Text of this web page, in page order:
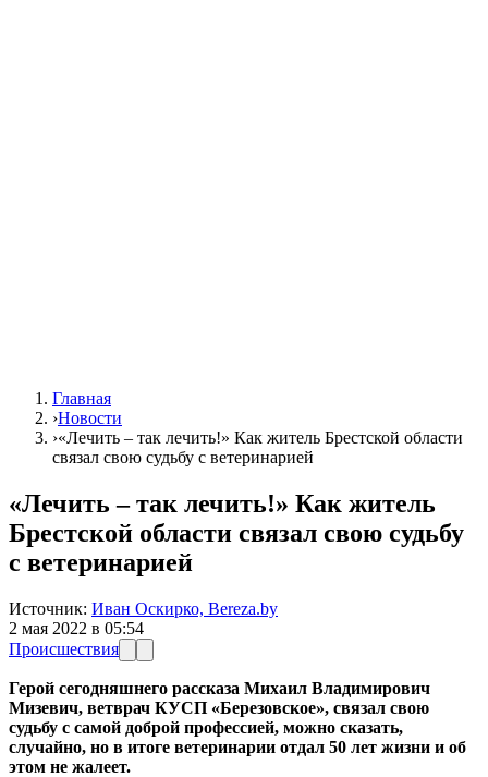
Главная
›Новости
›«Лечить – так лечить!» Как житель Брестской области
связал свою судьбу с ветеринарией
«Лечить – так лечить!» Как житель
Брестской области связал свою судьбу
с ветеринарией
Источник: Иван Оскирко, Bereza.by
2 мая 2022 в 05:54
Происшествия
Герой сегодняшнего рассказа Михаил Владимирович
Мизевич, ветврач КУСП «Березовское», связал свою
судьбу с самой доброй профессией, можно сказать,
случайно, но в итоге ветеринарии отдал 50 лет жизни и об
этом не жалеет.